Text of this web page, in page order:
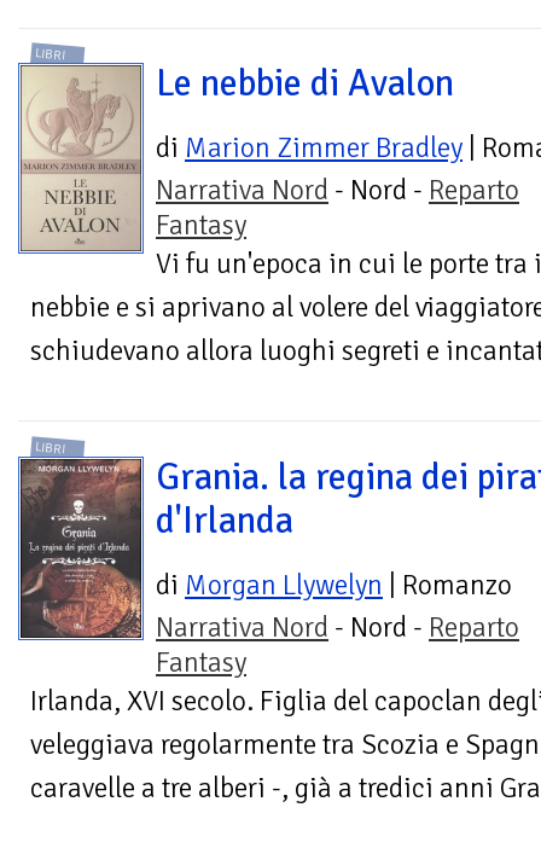
LIBRI
Le nebbie di Avalon
di Marion Zimmer Bradley |
Narrativa Nord - Nord - Reparto
Fantasy
Vi fu un'epoca in cui le porte
nebbie e si aprivano al volere del
schiudevano allora luoghi segreti e
LIBRI
Grania. la regina dei
d'Irlanda
di Morgan Llywelyn | Romanzo
Narrativa Nord - Nord - Reparto
Fantasy
Irlanda, XVI secolo. Figlia del capoclan
veleggiava regolarmente tra Scozia e
caravelle a tre alberi -, già a tredici anni